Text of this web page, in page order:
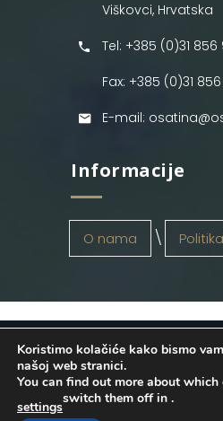
Viškovci, Hrvatska
Tel: +385 (0)31 856
Fax: +385 (0)31
E-mail:
Informacije
O nama
OSATINA GRUPA d.o.o.
byINFOS Osijek. Sva
Koristimo kolačiće kako bismo
našoj web stranici.
You can find out more about
switch them off in
settings
.